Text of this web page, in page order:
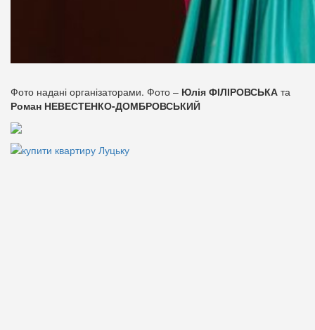
Фото надані організаторами. Фото – Юлія ФІЛІРОВСЬКА та
Роман НЕВЕСТЕНКО-ДОМБРОВСЬКИЙ